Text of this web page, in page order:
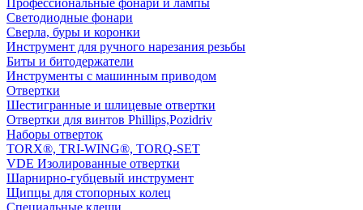
Профессиональные фонари и лампы
Светодиодные фонари
Сверла, буры и коронки
Инструмент для ручного нарезания резьбы
Биты и битодержатели
Инструменты с машинным приводом
Отвертки
Шестигранные и шлицевые отвертки
Отвертки для винтов Phillips,Pozidriv
Наборы отверток
TORX®, TRI-WING®, TORQ-SET
VDE Изолированные отвертки
Шарнирно-губцевый инструмент
Щипцы для стопорных колец
Специальные клещи